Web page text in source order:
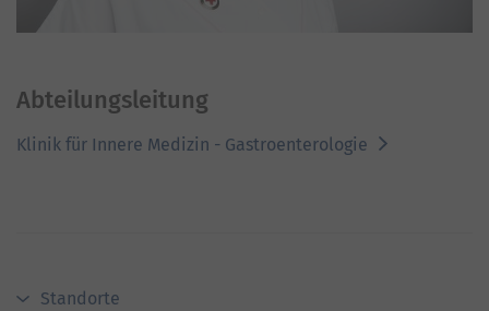
Abteilungsleitung
Klinik für Innere Medizin - Gastroenterologie
Standorte